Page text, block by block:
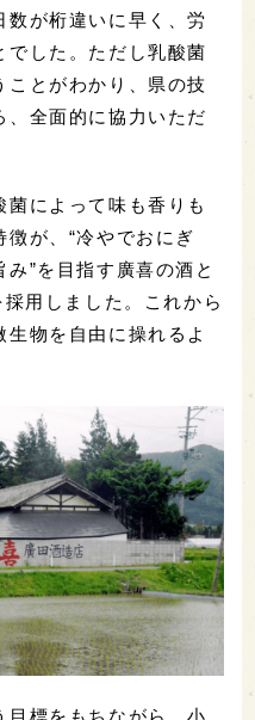
数が桁違いに早く、労
でした。ただし乳酸菌
ことがわかり、県の技
、全面的に協力いただ
菌によって味も香りも
が、“冷やでおにぎ
”を目指す廣喜の酒と
用しました。これから
物を自由に操れるよ